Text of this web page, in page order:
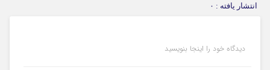
انتشار یافته : ۰
دیدگاه خود را اینجا بنویسید